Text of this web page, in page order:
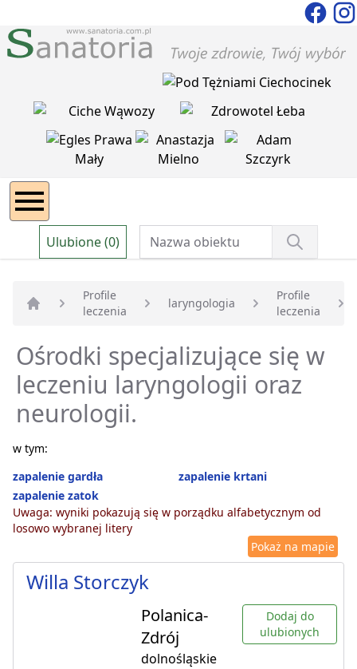
Ulubione (0)
Strona główna
Profile
leczenia
laryngologia
Profile
leczenia
Ośrodki specjalizujące się w
leczeniu laryngologii oraz
neurologii.
w tym:
zapalenie gardła
zapalenie krtani
zapalenie zatok
Uwaga: wyniki pokazują się w porządku alfabetycznym od
losowo wybranej litery
Pokaż na mapie
Willa Storczyk
Polanica-
Zdrój
dolnośląskie
Dodaj do
ulubionych